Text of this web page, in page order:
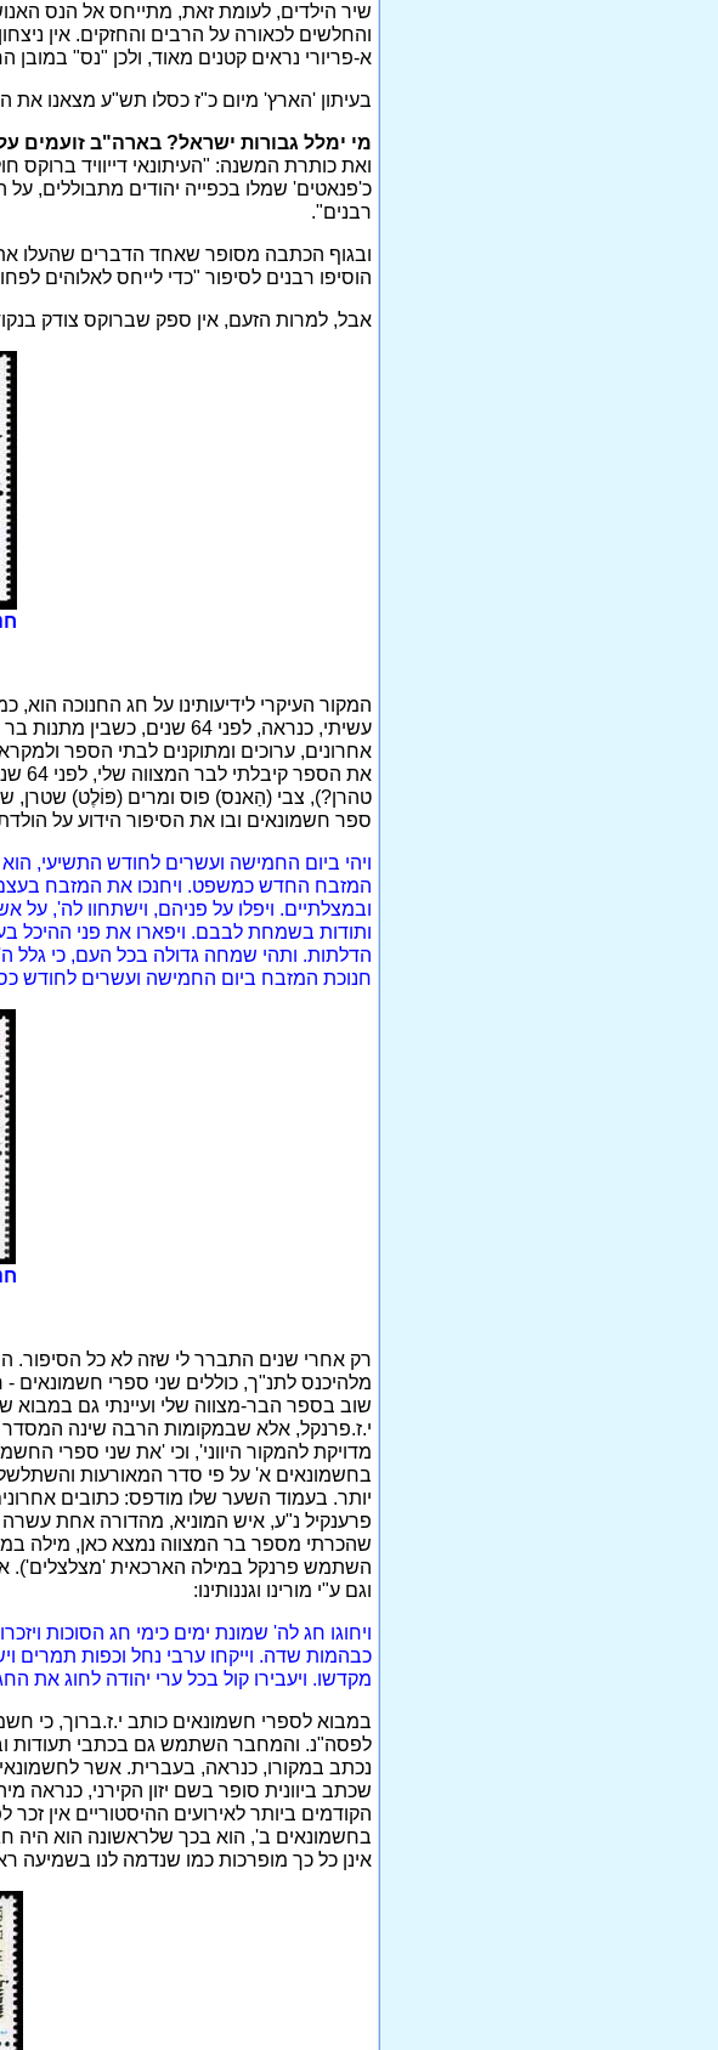
שיר הילדים, לעומת זאת, מתייחס אל הנס
והחלשים לכאורה על הרבים והחזקים. אין
א-פריורי נראים קטנים מאוד, ולכן "נס" במובן
בעיתון 'הארץ' מיום כ"ז כסלו תש"ע מצאנו את
מי ימלל גבורות ישראל? בארה"ב
ואת כותרת המשנה: "העיתונאי דייוויד
כ'פנאטים' שמלו בכפייה יהודים מתבוללים,
רבנים".
ובגוף הכתבה מסופר שאחד הדברים שהעלו
הוסיפו רבנים לסיפור "כדי לייחס לאלוהים
אבל, למרות הזעם, אין ספק שברוקס צודק
המקור העיקרי לידיעותינו על חג החנוכה
עשיתי, כנראה, לפני 64
אחרונים, ערוכים ומתוקנים לבתי הספר
את
טהרן?), צבי (הַאנס) פוס ומרים (פּוֹלֶט) שטרן,
ספר חשמונאים ובו את הסיפור הידוע על
ויהי ביום החמישה ועשרים לחודש התשיעי,
המזבח החדש כמשפט. ויחנכו את המזבח בעצם
ובמצלתיים. ויפלו על פניהם, וישתחוו לה', על
ותודות בשמחת לבבם. ויפארו את פני ההיכל
הדלתות. ותהי שמחה גדולה בכל העם, כי גלל ה'
חנוכת המזבח ביום החמישה ועשרים לחודש
רק אחרי שנים התברר לי שזה לא כל הסיפור.
מלהיכנס לתנ"ך, כוללים שני ספרי
שוב בספר הבר-מצווה שלי ועיינתי גם במבוא
י.ז.פרנקל, אלא שבמקומות הרבה שינה
מדויקת להמקור היווני', וכי 'את שני ספרי
בחשמונאים א' על פי סדר המאורעות
יותר. בעמוד השער שלו מודפס: כתובים
פרענקיל נ"ע, איש המוניא, מהדורה אחת עשרה
שהכרתי מספר בר המצווה נמצא כאן, מילה
השתמש פרנקל במילה הארכאית 'מצלצלים').
וגם ע"י מורינו וגננותינו:
ויחוגו חג לה' שמונת ימים כימי חג הסוכות
כבהמות שדה. וייקחו ערבי נחל וכפות תמרים
מקדשו. ויעבירו קול בכל ערי יהודה לחוג את
במבוא לספרי חשמונאים כותב י.ז.ברוך, כי
לפסה"נ. והמחבר השתמש גם בכתבי תעודות
נכתב במקורו, כנראה, בעברית. אשר
שכתב ביוונית סופר בשם יזון הקירני, כנראה
הקודמים ביותר לאירועים ההיסטוריים אין
בחשמונאים ב', הוא בכך שלראשונה הוא היה
אינן כל כך מופרכות כמו שנדמה לנו בשמיעה